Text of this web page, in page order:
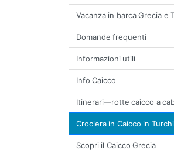
Vacanza in barca Grecia e
Domande frequenti
Informazioni utili
Info Caicco
Itinerari—rotte caicco a
Crociera in Caicco in
Scopri il Caicco Grecia